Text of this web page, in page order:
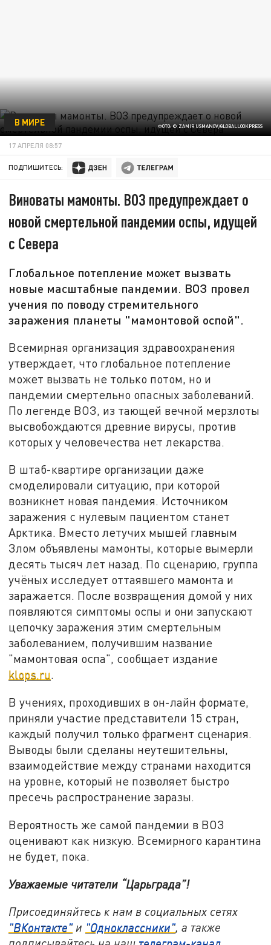
ФОТО: © ZAMIR USMANOV/GLOBALLOOKPRESS
В МИРЕ
17 АПРЕЛЯ 08:57
ПОДПИШИТЕСЬ:
Виноваты мамонты. ВОЗ предупреждает о
новой смертельной пандемии оспы, идущей
с Севера
Глобальное потепление может вызвать
новые масштабные пандемии. ВОЗ провел
учения по поводу стремительного
заражения планеты "мамонтовой оспой".
Всемирная организация здравоохранения
утверждает, что глобальное потепление
может вызвать не только потом, но и
пандемии смертельно опасных заболеваний.
По легенде ВОЗ, из тающей вечной мерзлоты
высвобождаются древние вирусы, против
которых у человечества нет лекарства.
В штаб-квартире организации даже
смоделировали ситуацию, при которой
возникнет новая пандемия. Источником
заражения с нулевым пациентом станет
Арктика. Вместо летучих мышей главным
Злом объявлены мамонты, которые вымерли
десять тысяч лет назад. По сценарию, группа
учёных исследует оттаявшего мамонта и
заражается. После возвращения домой у них
появляются симптомы оспы и они запускают
цепочку заражения этим смертельным
заболеванием, получившим название
"мамонтовая оспа", сообщает издание
klops.ru.
В учениях, проходивших в он-лайн формате,
приняли участие представители 15 стран,
каждый получил только фрагмент сценария.
Выводы были сделаны неутешительны,
взаимодействие между странами находится
на уровне, который не позволяет быстро
пресечь распространение заразы.
Вероятность же самой пандемии в ВОЗ
оценивают как низкую. Всемирного карантина
не будет, пока.
Уважаемые читатели “Царьграда”!
Присоединяйтесь к нам в социальных сетях
"ВКонтакте" и "Одноклассники", а также